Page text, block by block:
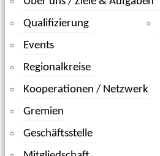
Qualifizierung
Events
Regionalkreise
Kooperationen / Netzwerk
Gremien
Geschäftsstelle